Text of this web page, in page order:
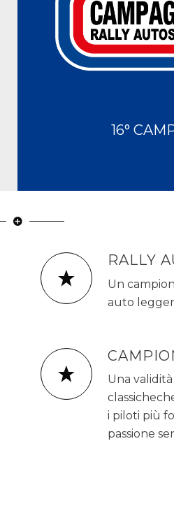
16°
RALLY
Un
auto
Una
i piloti più
passione